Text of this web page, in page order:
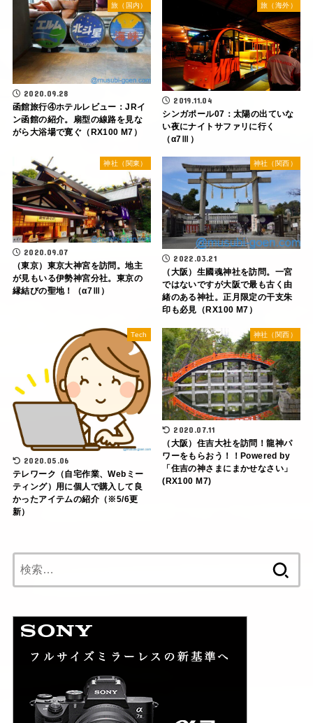
旅（国内）
2020.09.28
函館旅行④ホテルレビュー：JRイ
ン函館の紹介。扇型の線路を見な
がら大浴場で寛ぐ（RX100 M7）
旅（海外）
2019.11.04
シンガポール07：太陽の出ていな
い夜にナイトサファリに行く
（α7Ⅲ）
神社（関東）
2020.09.07
（東京）東京大神宮を訪問。地主
が見もいる伊勢神宮分社。東京の
縁結びの聖地！（α7Ⅲ）
神社（関西）
2022.03.21
（大阪）生國魂神社を訪問。一宮
ではないですが大阪で最も古く由
緒のある神社。正月限定の干支朱
印も必見（RX100 M7）
Tech
2020.05.06
テレワーク（自宅作業、Webミー
ティング）用に個人で購入して良
かったアイテムの紹介（※5/6更
新）
神社（関西）
2020.07.11
（大阪）住吉大社を訪問！龍神パ
ワーをもらおう！！Powered by
「住吉の神さまにまかせなさい」
(RX100 M7)
索: